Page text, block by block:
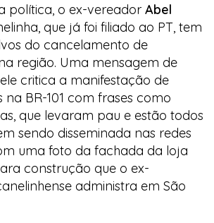
política, o ex-vereador Abel
que já foi filiado ao PT, tem
do cancelamento de
região. Uma mensagem de
critica a manifestação de
na BR-101 com frases como
, que levaram pau e estão todos
sendo disseminada nas redes
uma foto da fachada da loja
construção que o ex-
administra em São